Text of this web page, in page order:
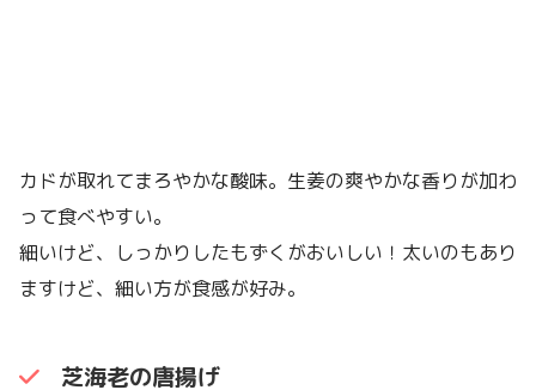
カドが取れてまろやかな酸味。生姜の爽やかな香りが加わ
って食べやすい。
細いけど、しっかりしたもずくがおいしい！太いのもあり
ますけど、細い方が食感が好み。
芝海老の唐揚げ